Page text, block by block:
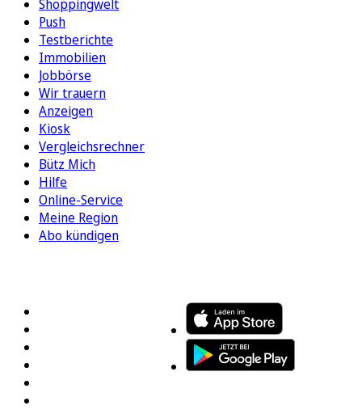
Shoppingwelt
Push
Testberichte
Immobilien
Jobbörse
Wir trauern
Anzeigen
Kiosk
Vergleichsrechner
Bütz Mich
Hilfe
Online-Service
Meine Region
Abo kündigen